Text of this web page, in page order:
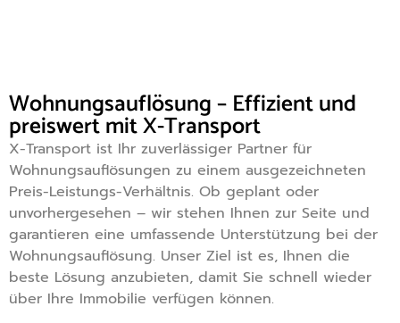
Wohnungsauflösung – Effizient und
preiswert mit X-Transport
X-Transport ist Ihr zuverlässiger Partner für
Wohnungsauflösungen zu einem ausgezeichneten
Preis-Leistungs-Verhältnis. Ob geplant oder
unvorhergesehen – wir stehen Ihnen zur Seite und
garantieren eine umfassende Unterstützung bei der
Wohnungsauflösung. Unser Ziel ist es, Ihnen die
beste Lösung anzubieten, damit Sie schnell wieder
über Ihre Immobilie verfügen können.